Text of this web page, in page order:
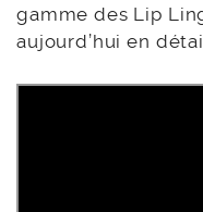
gamme des Lip
aujourd’hui en